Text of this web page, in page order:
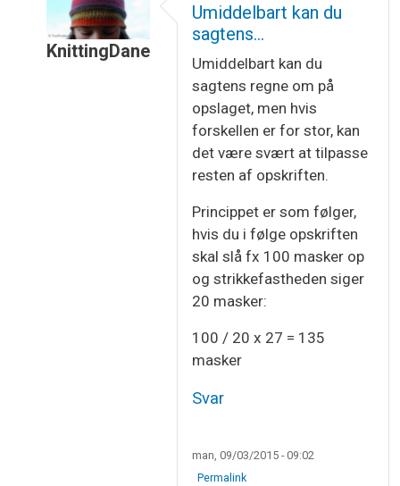
KnittingDane
Strikkefasthedaflina
Umiddelbart kan du
sagtens…
Umiddelbart kan du
sagtens regne om på
opslaget, men hvis
forskellen er for stor, kan
det være svært at tilpasse
resten af opskriften.
Princippet er som følger,
hvis du i følge opskriften
skal slå fx 100 masker op
og strikkefastheden siger
20 masker:
100 / 20 x 27 = 135
masker
Svar
man, 09/03/2015 - 09:02
Permalink